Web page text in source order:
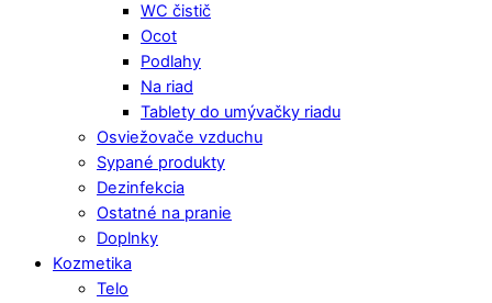
WC čistič
Ocot
Podlahy
Na riad
Tablety do umývačky riadu
Osviežovače vzduchu
Sypané produkty
Dezinfekcia
Ostatné na pranie
Doplnky
Kozmetika
Telo